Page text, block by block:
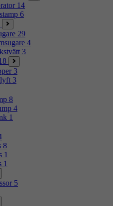
14
6
29
4
3
3
3
8
4
1
8
1
1
5